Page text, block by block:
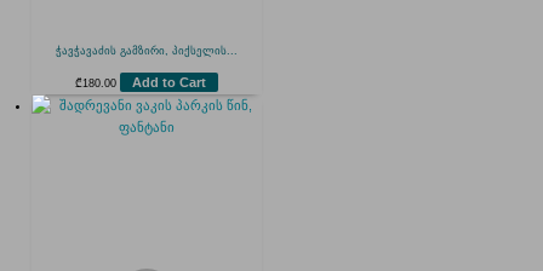
ჭავჭავაძის გამზირი, პიქსელის...
₾ 180.00 Add to Cart